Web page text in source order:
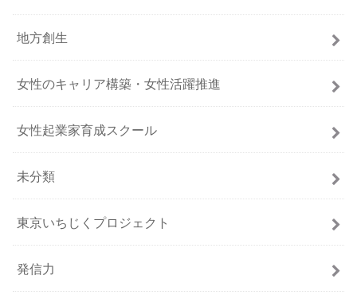
地方創生
女性のキャリア構築・女性活躍推進
女性起業家育成スクール
未分類
東京いちじくプロジェクト
発信力